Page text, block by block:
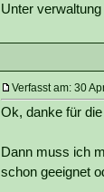
Unter
Verfasst am: 30
Ok, danke für
Dann muss ich
schon geeignet